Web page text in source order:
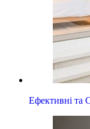
Ефективні та